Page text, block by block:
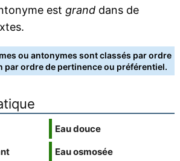
est granddans de
ou antonymes sont classés par ordre
par ordre de pertinence ou préférentiel.
Eau douce
Eau osmosée